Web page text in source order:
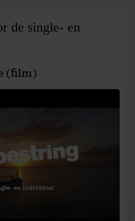
de single- en
(film)